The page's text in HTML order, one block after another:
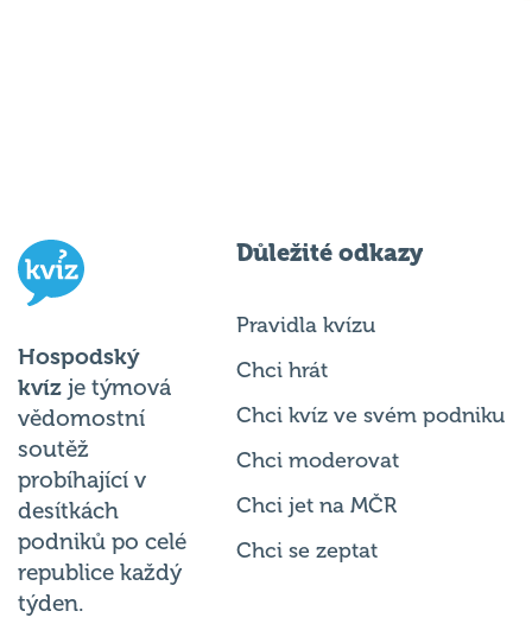
Hospodský
kvíz je týmová
vědomostní
soutěž
probíhající v
desítkách
podniků po celé
republice každý
týden.
Důležité odkazy
Pravidla kvízu
Chci hrát
Chci kvíz ve svém podniku
Chci moderovat
Chci jet na MČR
Chci se zeptat